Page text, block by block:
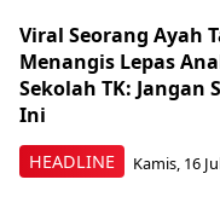
HEADLINE
Viral Seorang Ayah
Menangis Lepas
Sekolah TK: Jangan
Ini
Kamis, 16